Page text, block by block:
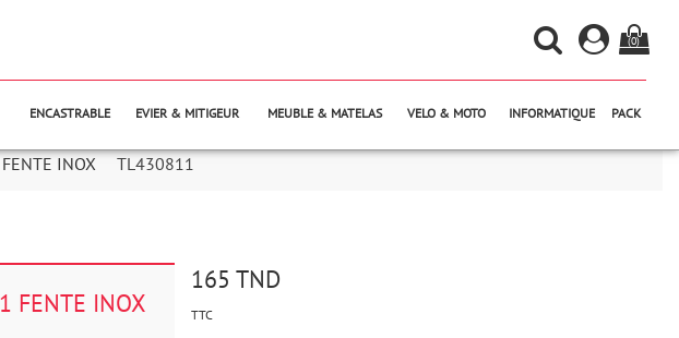
(0)
ENCASTRABLE EVIER & MITIGEUR MEUBLE & MATELAS VELO & MOTO INFORMATIQUE PACK
INOX TL430811
FENTE INOX
165 TND
TTC